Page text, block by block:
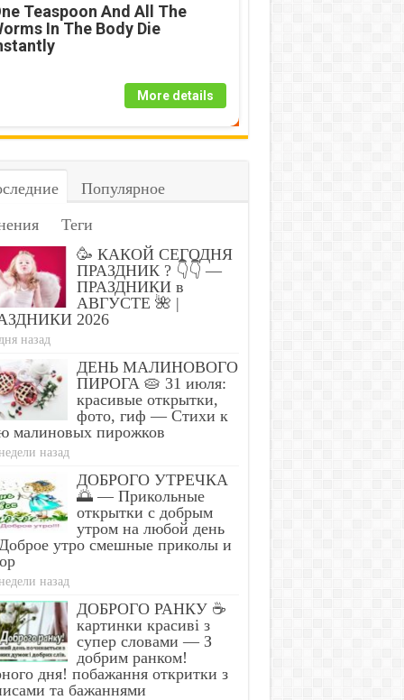
Fast!
The Body Die
Trick Removes All
From Your Body!
Teaspoon And All The
In The Body Die
More details
Популярное
Теги
🥳 КАКОЙ СЕГОДНЯ
ПРАЗДНИК ? 👇👇 —
ПРАЗДНИКИ в
АВГУСТЕ 🌺 |
2026
назад
ДЕНЬ МАЛИНОВОГО
ПИРОГА 🥧 31 июля:
красивые открытки,
фото, гиф — Стихи к
малиновых пирожков
назад
ДОБРОГО УТРЕЧКА
🌅 — Прикольные
открытки с добрым
утром на любой день
утро смешные приколы и
назад
ДОБРОГО РАНКУ ☕
картинки красиві з
супер словами — З
добрим ранком!
дня! побажання откритки з
та бажаннями